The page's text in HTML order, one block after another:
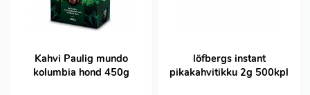
Kahvi Paulig mundo
kolumbia hond 450g
löfbergs instant
pikakahvitikku 2g 500kpl